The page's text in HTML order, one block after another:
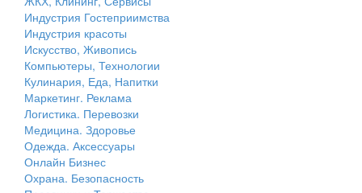
Индустрия Гостеприимства
Индустрия красоты
Искусство, Живопись
Компьютеры, Технологии
Кулинария, Еда, Напитки
Маркетинг. Реклама
Логистика. Перевозки
Медицина. Здоровье
Одежда. Аксессуары
Онлайн Бизнес
Охрана. Безопасность